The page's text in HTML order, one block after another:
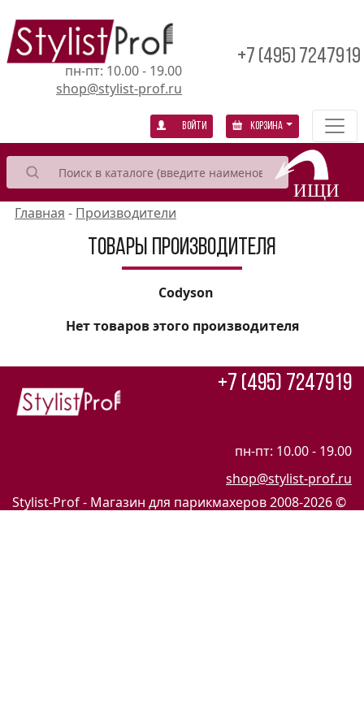
пн-пт: 10.00 - 19.00
shop@stylist-prof.ru
+7 (495) 7247919
Войти Корзина
Главная - Производители
Товары производителя
Codyson
Нет товаров этого производителя
+7 (495) 7247919
пн-пт: 10.00 - 19.00
shop@stylist-prof.ru
Stylist-Prof - Магазин для парикмахеров2008-2026 ©